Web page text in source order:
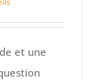
et une